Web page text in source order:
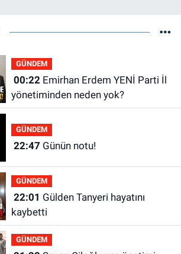
GÜNDEM
00:22Emirhan Erdem YENİ Parti İl
yönetiminden neden yok?
GÜNDEM
22:47 Günün notu!
GÜNDEM
22:01
kaybetti
GÜNDEM